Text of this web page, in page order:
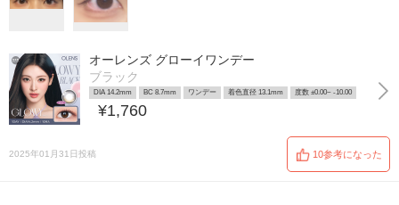
オーレンズ グローイワンデー
ブラック
DIA 14.2mm BC 8.7mm ワンデー 着色直径 13.1mm 度数 ±0.00~ -10.00
¥1,760
2025年01月31日投稿 10参考になった